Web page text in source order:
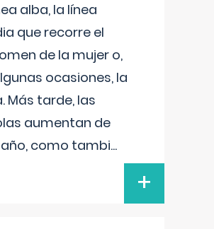
alba, la línea
que recorre el
de la mujer o,
ocasiones, la
Más tarde, las
aumentan de
como tambi...
+